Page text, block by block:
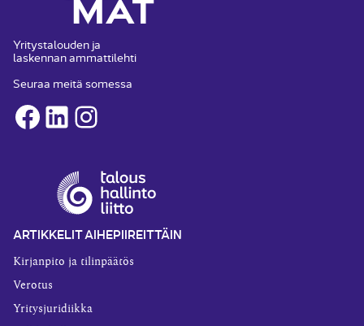
Yritystalouden ja
laskennan ammattilehti
Seuraa meitä somessa
Facebook
LinkedInInstagram
ARTIKKELIT AIHEPIIREITTÄIN
Kirjanpito ja tilinpäätös
Verotus
Yritysjuridiikka